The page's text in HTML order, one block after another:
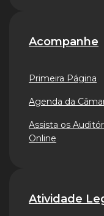
Acompanhe
Primeira Página
Agenda da
Assista os
Online
Atividade